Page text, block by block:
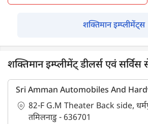
शक्तिमान इम्प्लीमेंट्स
शक्तिमान इम्प्लीमेंट् डीलर्स एवं सर्विस
Sri Amman Automobiles And
82-F G.M Theater Back side,
तमिलनाडु - 636701